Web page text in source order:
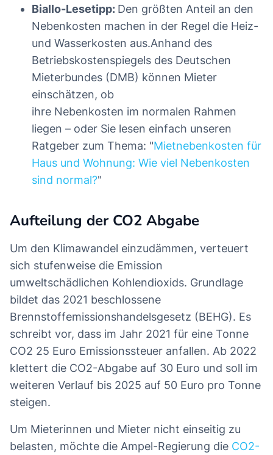
Biallo-Lesetipp: Den größten Anteil an den
Nebenkosten machen in der Regel die Heiz-
und Wasserkosten aus.Anhand des
Betriebskostenspiegels des Deutschen
Mieterbundes (DMB) können Mieter
einschätzen, ob
ihre Nebenkosten im normalen Rahmen
liegen – oder Sie lesen einfach unseren
Ratgeber zum Thema: "Mietnebenkosten für
Haus und Wohnung: Wie viel Nebenkosten
sind normal?"
Aufteilung der CO2 Abgabe
Um den Klimawandel einzudämmen, verteuert
sich stufenweise die Emission
umweltschädlichen Kohlendioxids. Grundlage
bildet das 2021 beschlossene
Brennstoffemissionshandelsgesetz (BEHG). Es
schreibt vor, dass im Jahr 2021 für eine Tonne
CO2 25 Euro Emissionssteuer anfallen. Ab 2022
klettert die CO2-Abgabe auf 30 Euro und soll im
weiteren Verlauf bis 2025 auf 50 Euro pro Tonne
steigen.
Um Mieterinnen und Mieter nicht einseitig zu
belasten, möchte die Ampel-Regierung die CO2-